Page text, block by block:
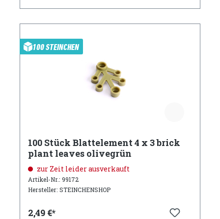
100 STEINCHEN
100 Stück Blattelement 4 x 3 brick
plant leaves olivegrün
zur Zeit leider ausverkauft
Artikel-Nr.: 99172
Hersteller: STEINCHENSHOP
2,49 €*